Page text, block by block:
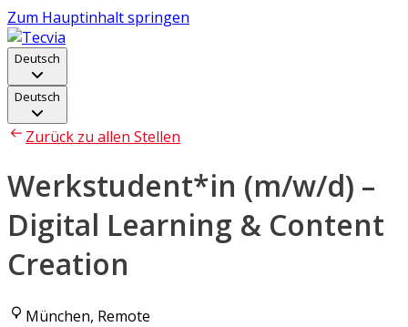
Zum Hauptinhalt springen
Deutsch
Deutsch
Zurück zu allen Stellen
Werkstudent*in (m/w/d) –
Digital Learning & Content
Creation
München, Remote